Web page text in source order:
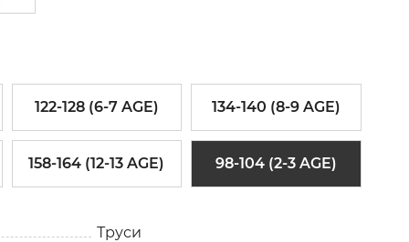
122-128 (6-7 AGE) 134-140 (8-9 AGE)
158-164 (12-13 AGE) 98-104 (2-3 AGE)
Труси